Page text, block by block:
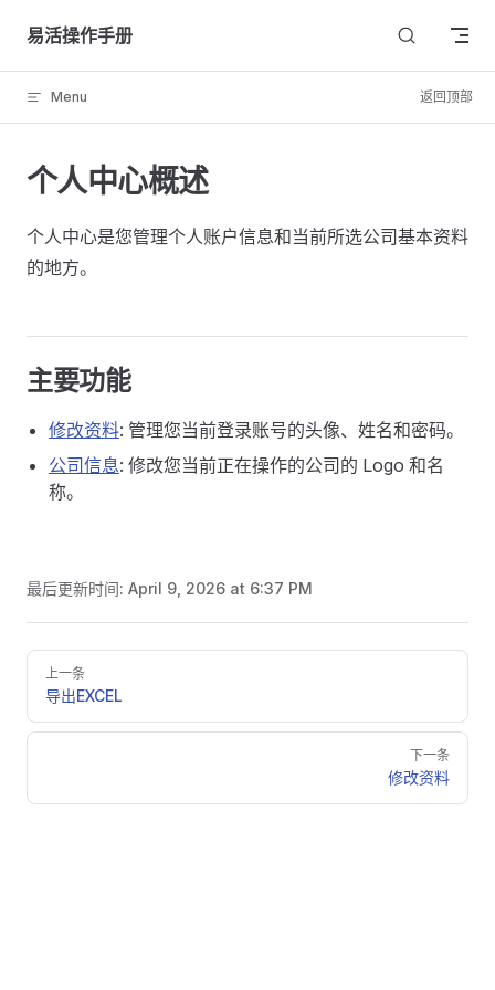
Skip to content
易活操作手册
Menu 返回顶部
个人中心概述
个人中心是您管理个人账户信息和当前所选公司基本资料
的地方。
主要功能
修改资料: 管理您当前登录账号的头像、姓名和密码。
公司信息: 修改您当前正在操作的公司的 Logo 和名
称。
最后更新时间: April 9, 2026 at 6:37 PM
Pager
上一条
导出EXCEL
下一条
修改资料